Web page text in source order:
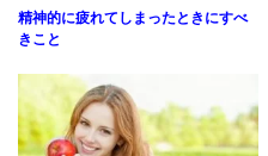
精神的に疲れてしまったときにすべ
きこと